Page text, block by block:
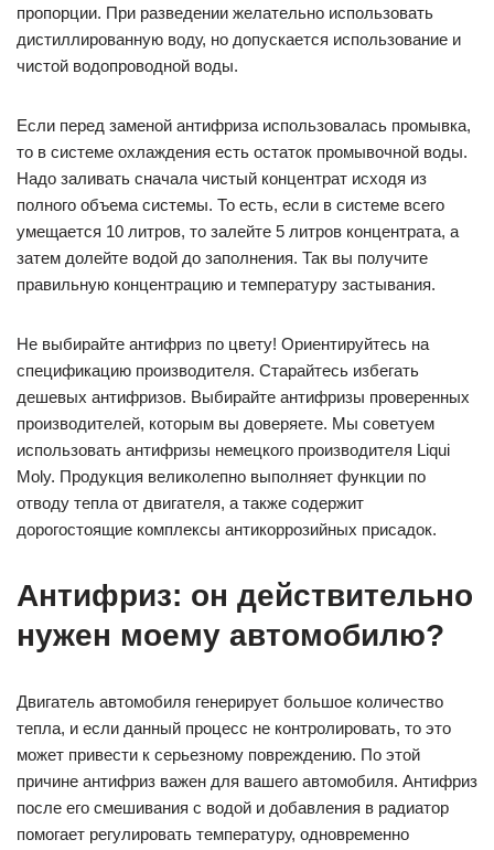
пропорции. При разведении желательно использовать
дистиллированную воду, но допускается использование и
чистой водопроводной воды.
Если перед заменой антифриза использовалась промывка,
то в системе охлаждения есть остаток промывочной воды.
Надо заливать сначала чистый концентрат исходя из
полного объема системы. То есть, если в системе всего
умещается 10 литров, то залейте 5 литров концентрата, а
затем долейте водой до заполнения. Так вы получите
правильную концентрацию и температуру застывания.
Не выбирайте антифриз по цвету! Ориентируйтесь на
спецификацию производителя. Старайтесь избегать
дешевых антифризов. Выбирайте антифризы проверенных
производителей, которым вы доверяете. Мы советуем
использовать антифризы немецкого производителя Liqui
Moly. Продукция великолепно выполняет функции по
отводу тепла от двигателя, а также содержит
дорогостоящие комплексы антикоррозийных присадок.
Антифриз: он действительно
нужен моему автомобилю?
Двигатель автомобиля генерирует большое количество
тепла, и если данный процесс не контролировать, то это
может привести к серьезному повреждению. По этой
причине антифриз важен для вашего автомобиля. Антифриз
после его смешивания с водой и добавления в радиатор
помогает регулировать температуру, одновременно